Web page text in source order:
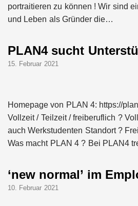
portraitieren zu können ! Wir sind
und Leben als Gründer die…
PLAN4 sucht
15. Februar 2021
Homepage von PLAN 4: https://
Vollzeit / Teilzeit / freiberuflich ?
auch Werkstudenten Standort ?
Was macht PLAN 4 ? Bei PLAN4
‘new normal’ im
10. Februar 2021